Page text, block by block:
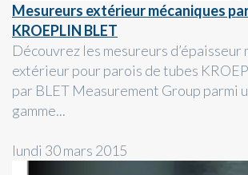
Mesureurs extérieur mécaniques
KROEPLIN BLET
Découvrez les mesureurs d’épaisseur
extérieur pour parois de tubes
par BLET Measurement Group parmi
gamme...
lundi 30 mars 2015